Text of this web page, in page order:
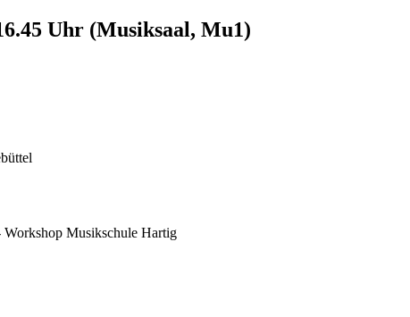
Uhr (Musiksaal, Mu1)
Musikschule Hartig